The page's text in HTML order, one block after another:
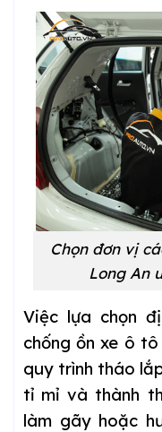
Chọn đơn vị
Long An
Việc lựa chọn
chống ồn xe ô
quy trình tháo
tỉ mỉ và thành
làm gãy hoặc